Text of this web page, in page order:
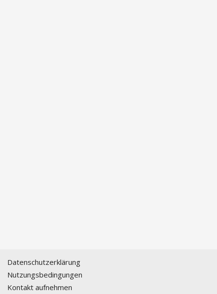
Datenschutzerklärung
Nutzungsbedingungen
Kontakt aufnehmen